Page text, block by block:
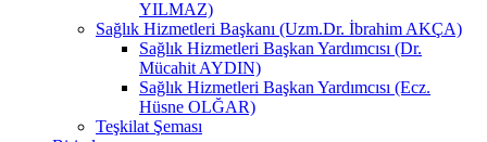
YILMAZ)
Sağlık Hizmetleri Başkanı (Uzm.Dr. İbrahim AKÇA)
Sağlık Hizmetleri Başkan Yardımcısı (Dr.
Mücahit AYDIN)
Sağlık Hizmetleri Başkan Yardımcısı (Ecz.
Hüsne OLĞAR)
Teşkilat Şeması